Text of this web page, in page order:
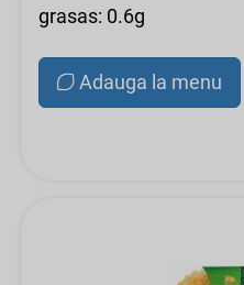
grasas: 0.6g
Adauga la menu